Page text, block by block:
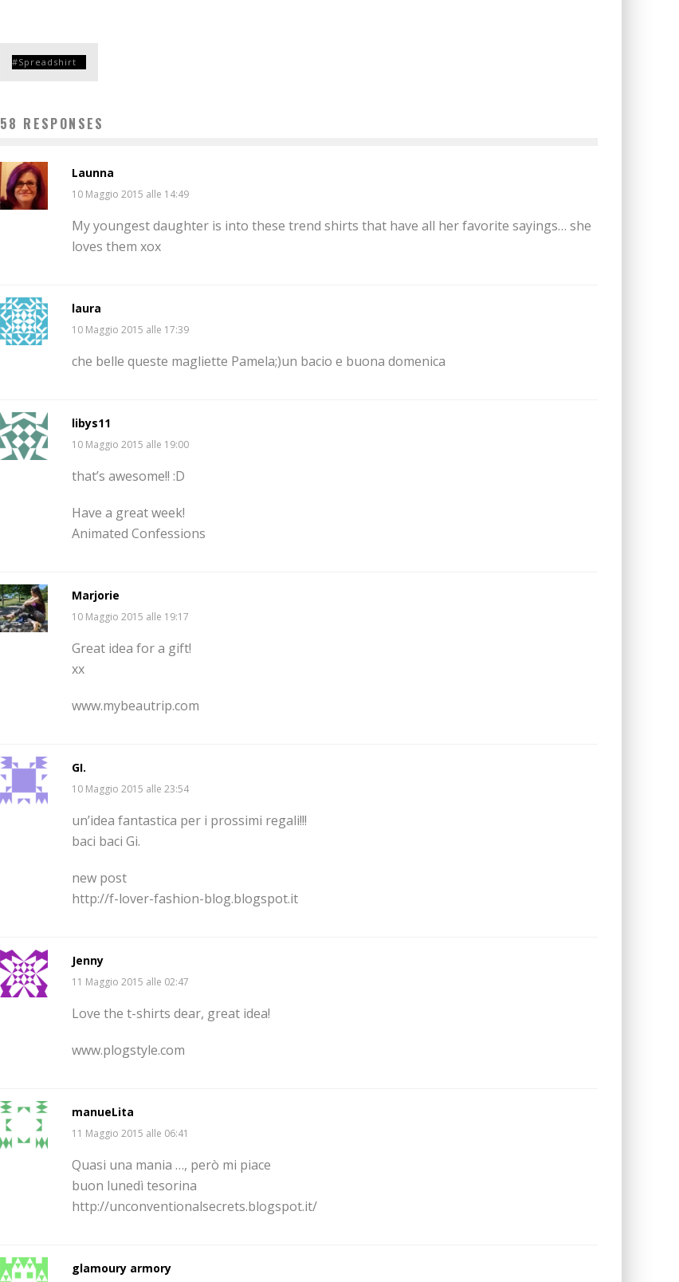
Spreadshirt
58 RESPONSES
Launna
10 Maggio 2015 alle 14:49
My youngest daughter is into these trend shirts that have all her favorite sayings… she
loves them xox
laura
10 Maggio 2015 alle 17:39
che belle queste magliette Pamela;)un bacio e buona domenica
libys11
10 Maggio 2015 alle 19:00
that’s awesome!! :D
Have a great week!
Animated Confessions
Marjorie
10 Maggio 2015 alle 19:17
Great idea for a gift!
xx
www.mybeautrip.com
GI.
10 Maggio 2015 alle 23:54
un’idea fantastica per i prossimi regali!!!
baci baci Gi.
new post
http://f-lover-fashion-blog.blogspot.it
Jenny
11 Maggio 2015 alle 02:47
Love the t-shirts dear, great idea!
www.plogstyle.com
manueLita
11 Maggio 2015 alle 06:41
Quasi una mania …, però mi piace
buon lunedì tesorina
http://unconventionalsecrets.blogspot.it/
glamoury armory